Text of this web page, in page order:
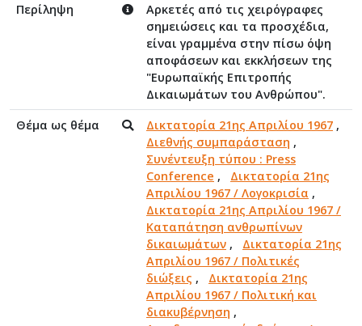
Περίληψη
Αρκετές από τις χειρόγραφες
σημειώσεις και τα προσχέδια,
είναι γραμμένα στην πίσω όψη
αποφάσεων και εκκλήσεων της
"Ευρωπαϊκής Επιτροπής
Δικαιωμάτων του Ανθρώπου".
Θέμα ως θέμα
Δικτατορία 21ης Απριλίου 1967 ,
Διεθνής συμπαράσταση ,
Συνέντευξη τύπου : Press
Conference , Δικτατορία 21ης
Απριλίου 1967 / Λογοκρισία ,
Δικτατορία 21ης Απριλίου 1967 /
Καταπάτηση ανθρωπίνων
δικαιωμάτων , Δικτατορία 21ης
Απριλίου 1967 / Πολιτικές
διώξεις , Δικτατορία 21ης
Απριλίου 1967 / Πολιτική και
διακυβέρνηση ,